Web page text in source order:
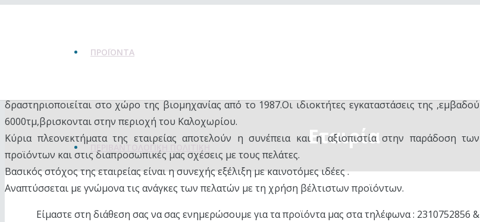
ΠΡΟΪΌΝΤΑ
ΠΕΡΙΒΑΝΤΟΛΟΓΙΚΉ ΠΟΛΙΤΙΚΉ Εταιρία
δραστηριοποιείται στο χώρο της βιομηχανίας από το 1987.Οι ιδιοκτήτες εγκαταστάσεις της ,εμβαδού
6000τμ,βρισκονται στην περιοχή του Καλοχωρίου.
Κύρια πλεονεκτήματα της εταιρείας αποτελούν η συνέπεια και η αξιοπιστία στην παράδοση των
προϊόντων και στις διαπροσωπικές μας σχέσεις με τους πελάτες.
Βασικός στόχος της εταιρείας είναι η συνεχής εξέλιξη με καινοτόμες ιδέες .
Αναπτύσσεται με γνώμονα τις ανάγκες των πελατών με τη χρήση βέλτιστων προϊόντων.
Είμαστε στη διάθεση σας να σας ενημερώσουμε για τα προϊόντα μας στα τηλέφωνα : 2310752856 &